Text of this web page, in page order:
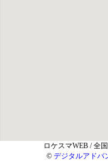
ロケスマWEB / 全
© デジタルアドバ